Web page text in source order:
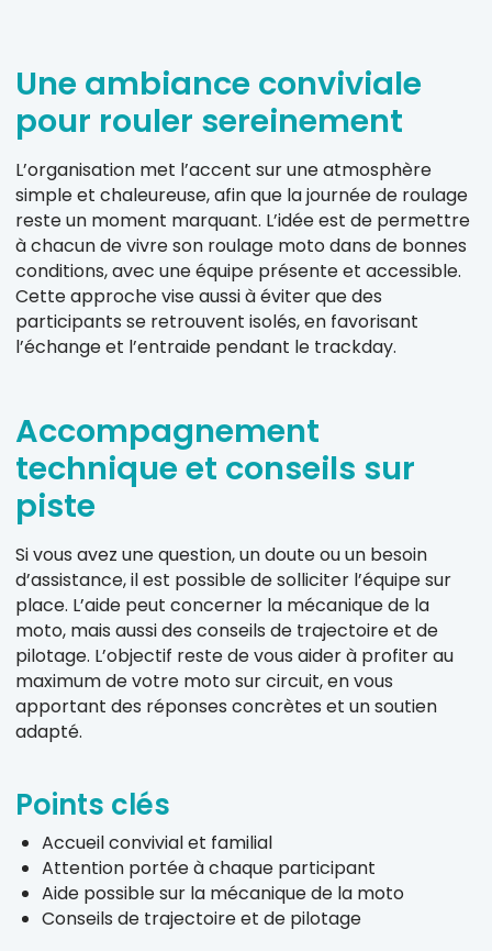
Une ambiance conviviale
pour rouler sereinement
L’organisation met l’accent sur une atmosphère
simple et chaleureuse, afin que la journée de roulage
reste un moment marquant. L’idée est de permettre
à chacun de vivre son roulage moto dans de bonnes
conditions, avec une équipe présente et accessible.
Cette approche vise aussi à éviter que des
participants se retrouvent isolés, en favorisant
l’échange et l’entraide pendant le trackday.
Accompagnement
technique et conseils sur
piste
Si vous avez une question, un doute ou un besoin
d’assistance, il est possible de solliciter l’équipe sur
place. L’aide peut concerner la mécanique de la
moto, mais aussi des conseils de trajectoire et de
pilotage. L’objectif reste de vous aider à profiter au
maximum de votre moto sur circuit, en vous
apportant des réponses concrètes et un soutien
adapté.
Points clés
Accueil convivial et familial
Attention portée à chaque participant
Aide possible sur la mécanique de la moto
Conseils de trajectoire et de pilotage